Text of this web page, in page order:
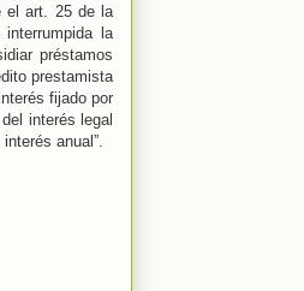
el art. 25 de la
la
préstamos
prestamista
fijado por
interés legal
anual”.